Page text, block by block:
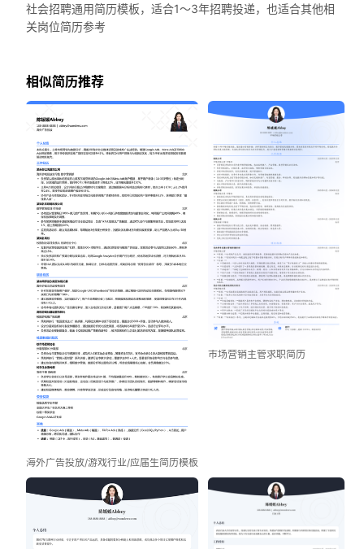
社会招聘通用简历模板，适合1～3年招聘投递，也适合其他相
关岗位简历参考
相似简历推荐
海外广告投放/游戏行业/应届生简历模板
市场营销主管求职简历